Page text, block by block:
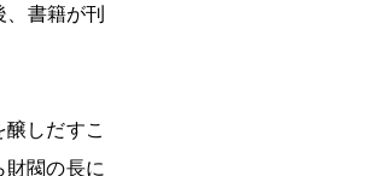
、書籍が刊
しだすこ
財閥の長に